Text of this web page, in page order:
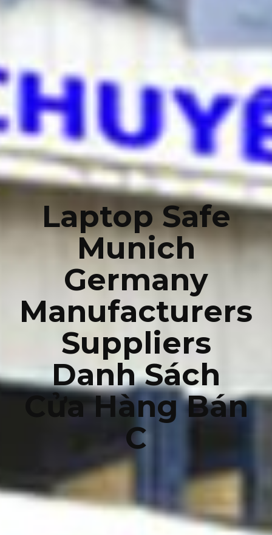
Laptop Safe
Munich
Germany
Manufacturers
Suppliers
Danh Sách
Cửa Hàng Bán
C